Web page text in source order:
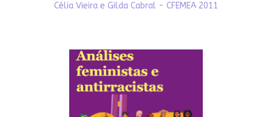
Célia Vieira e Gilda Cabral - CFEMEA 2011